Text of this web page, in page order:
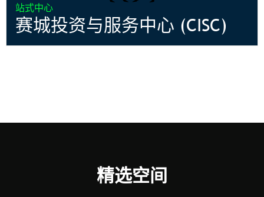
站式中心
赛城投资与服务中心 (CISC)
精选空间